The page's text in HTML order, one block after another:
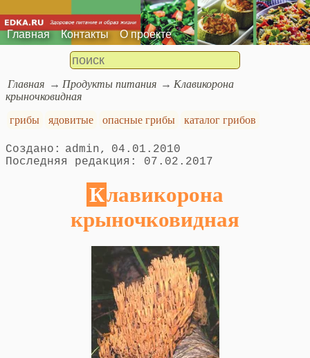
Главная Контакты О проекте
Главная Продукты питания
Клавикорона
крыночковидная
грибы
ядовитые опасные грибы каталог грибов
admin
04.01.2010
07.02.2017
Клавикорона
крыночковидная